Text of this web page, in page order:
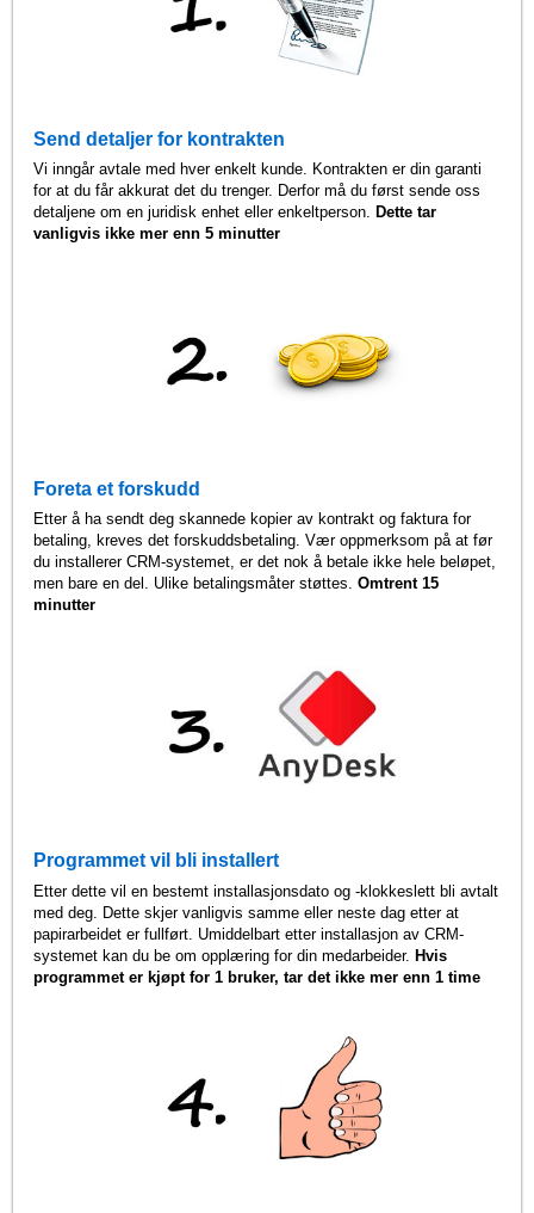
Send detaljer for kontrakten
Vi inngår avtale med hver enkelt kunde. Kontrakten er din garanti
for at du får akkurat det du trenger. Derfor må du først sende oss
detaljene om en juridisk enhet eller enkeltperson. Dette tar
vanligvis ikke mer enn 5 minutter
Foreta et forskudd
Etter å ha sendt deg skannede kopier av kontrakt og faktura for
betaling, kreves det forskuddsbetaling. Vær oppmerksom på at før
du installerer CRM-systemet, er det nok å betale ikke hele beløpet,
men bare en del. Ulike betalingsmåter støttes.Omtrent 15
minutter
Programmet vil bli installert
Etter dette vil en bestemt installasjonsdato og -klokkeslett bli avtalt
med deg. Dette skjer vanligvis samme eller neste dag etter at
papirarbeidet er fullført. Umiddelbart etter installasjon av CRM-
systemet kan du be om opplæring for din medarbeider.Hvis
programmet er kjøpt for 1 bruker, tar det ikke mer enn 1 time